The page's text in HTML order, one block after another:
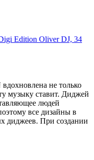
Edition Oliver DJ, 34
не только
музыку ставит. Диджей
людей
все дизайны в
диджеев. При создании